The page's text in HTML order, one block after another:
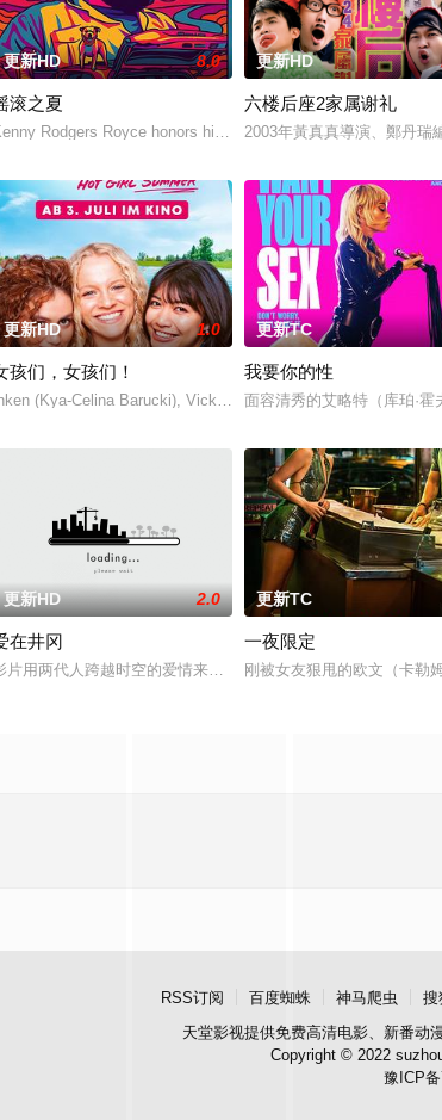
陷入财务困境，她答应为挚友雅斯敏牵线搭桥，为她安排相
更新HD 8.0
滚之夏
Rodgers Royce honors his late mother's legacy by
更新HD
六楼后座2家属谢礼
2003年黃真真導演、鄭丹瑞
红的韩国流行三人团体。如今，三人为了一场仅有一次的演出
更新HD 1.0
孩们，女孩们！
(Kya-Celina Barucki), Vicky (Julia Novohradsky) und Lena
更新TC
我要你的性
面容清秀的艾略特（库珀·霍
薛薇薇家中，为了找回丢失的东西，宏光无意中伪装成车王与
更新HD 2.0
在井冈
片用两代人跨越时空的爱情来演绎吉安老区人民的创业故事、
更新TC
一夜限定
刚被女友狠甩的欧文（卡勒
RSS订阅 百度蜘蛛 神马爬虫 搜
天堂影视提供免费高清电影、新番动
Copyright © 2022
豫ICP